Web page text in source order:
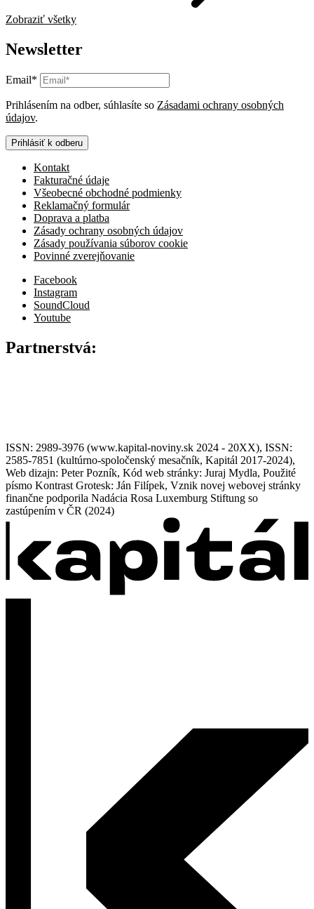
Zobraziť všetky
Newsletter
Email*
Prihlásením na odber, súhlasíte so Zásadami ochrany osobných
údajov.
Prihlásiť k odberu
Kontakt
Fakturačné údaje
Všeobecné obchodné podmienky
Reklamačný formulár
Doprava a platba
Zásady ochrany osobných údajov
Zásady používania súborov cookie
Povinné zverejňovanie
Facebook
Instagram
SoundCloud
Youtube
Partnerstvá:
ISSN: 2989-3976 (www.kapital-noviny.sk 2024 - 20XX), ISSN:
2585-7851 (kultúrno-spoločenský mesačník, Kapitál 2017-2024),
Web dizajn: Peter Pozník, Kód web stránky: Juraj Mydla, Použité
písmo Kontrast Grotesk: Ján Filípek, Vznik novej webovej stránky
finančne podporila Nadácia Rosa Luxemburg Stiftung so
zastúpením v ČR (2024)